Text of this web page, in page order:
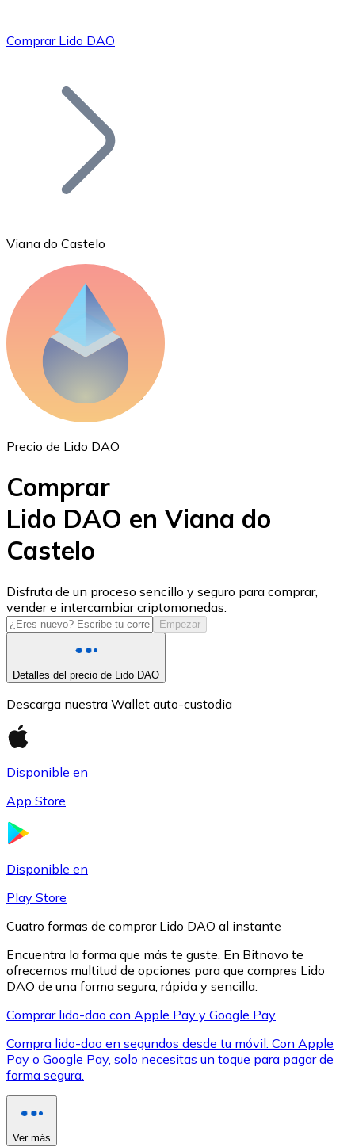
Bitcoin
Ethereum
ETH
USD Coin
USDC
XRP
XRP
Efectivo
Comprar Lido DAO
Viana do Castelo
Precio de Lido DAO
Comprar
Lido DAO en Viana do
Castelo
Disfruta de un proceso sencillo y seguro para comprar,
vender e intercambiar criptomonedas.
Empezar
Detalles del precio de Lido DAO
Descarga nuestra Wallet auto-custodia
Disponible en
App Store
Disponible en
Play Store
Cuatro formas de comprar Lido DAO al instante
Encuentra la forma que más te guste. En Bitnovo te
ofrecemos multitud de opciones para que compres Lido
DAO de una forma segura, rápida y sencilla.
Comprar lido-dao con Apple Pay y Google Pay
Compra lido-dao en segundos desde tu móvil. Con Apple
Pay o Google Pay, solo necesitas un toque para pagar de
forma segura.
Ver más